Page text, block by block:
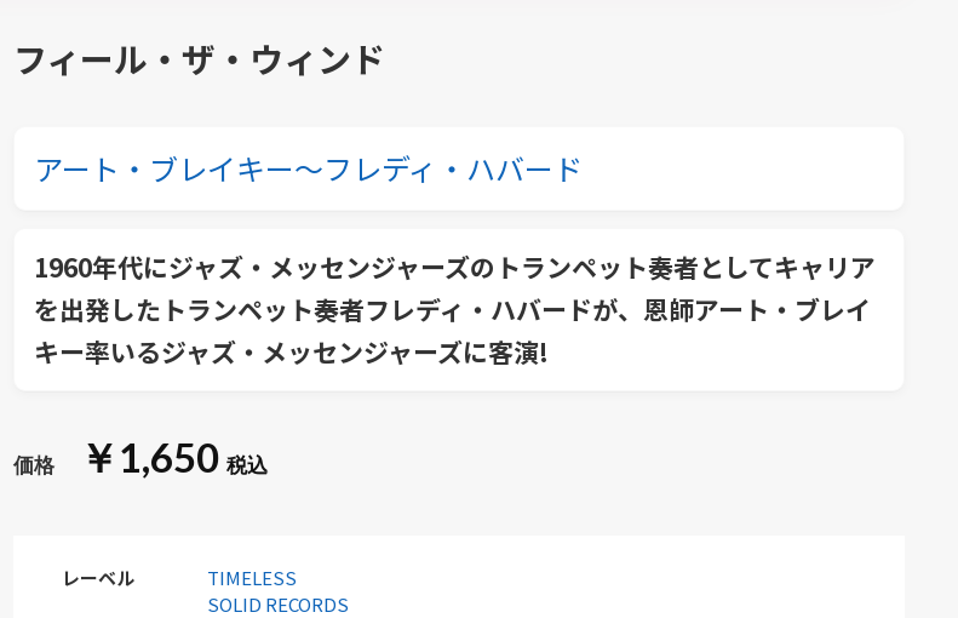
フィール・ザ・ウィンド
アート・ブレイキー～フレディ・ハバード
1960年代にジャズ・メッセンジャーズのトランペット奏者としてキャリア
を出発したトランペット奏者フレディ・ハバードが、恩師アート・ブレイ
キー率いるジャズ・メッセンジャーズに客演!
￥1,650
レーベル
TIMELESS
SOLID RECORDS